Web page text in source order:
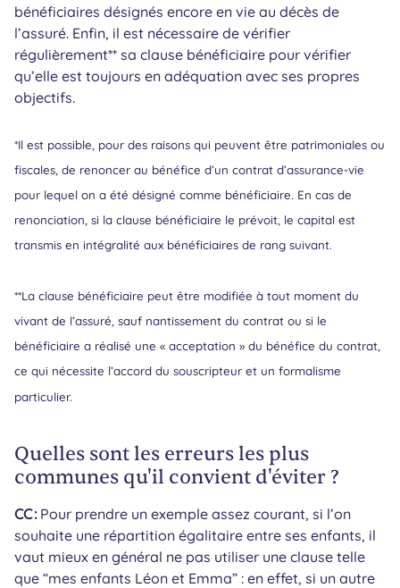
bénéficiaires désignés encore en vie au décès de
l’assuré. Enfin, il est nécessaire de vérifier
régulièrement** sa clause bénéficiaire pour vérifier
qu’elle est toujours en adéquation avec ses propres
objectifs.
*Il est possible, pour des raisons qui peuvent être patrimoniales ou
fiscales, de renoncer au bénéfice d’un contrat d’assurance-vie
pour lequel on a été désigné comme bénéficiaire. En cas de
renonciation, si la clause bénéficiaire le prévoit, le capital est
transmis en intégralité aux bénéficiaires de rang suivant.
**La clause bénéficiaire peut être modifiée à tout moment du
vivant de l’assuré, sauf nantissement du contrat ou si le
bénéficiaire a réalisé une « acceptation » du bénéfice du contrat,
ce qui nécessite l’accord du souscripteur et un formalisme
particulier.
Quelles sont les erreurs les plus
communes qu'il convient d'éviter ?
CC : Pour prendre un exemple assez courant, si l’on
souhaite une répartition égalitaire entre ses enfants, il
vaut mieux en général ne pas utiliser une clause telle
que “mes enfants Léon et Emma” : en effet, si un autre